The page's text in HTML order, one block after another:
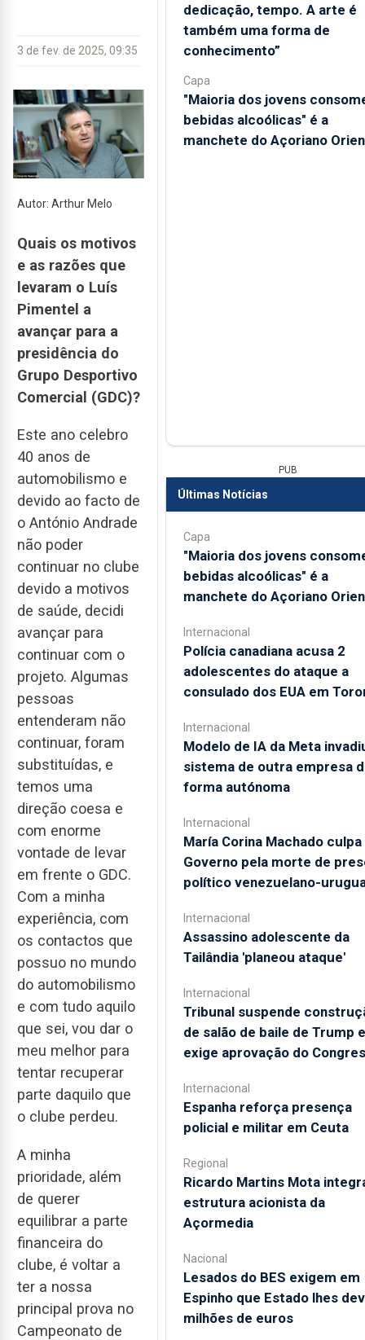
3 de fev. de 2025, 09:35
Autor: Arthur Melo
Quais os motivos
e as razões que
levaram o Luís
Pimentel a
avançar para a
presidência do
Grupo Desportivo
Comercial (GDC)?
Este ano celebro
40 anos de
automobilismo e
devido ao facto de
o António Andrade
não poder
continuar no clube
devido a motivos
de saúde, decidi
avançar para
continuar com o
projeto. Algumas
pessoas
entenderam não
continuar, foram
substituídas, e
temos uma
direção coesa e
com enorme
vontade de levar
em frente o GDC.
Com a minha
experiência, com
os contactos que
possuo no mundo
do automobilismo
e com tudo aquilo
que sei, vou dar o
meu melhor para
tentar recuperar
parte daquilo que
o clube perdeu.
A minha
prioridade, além
de querer
equilibrar a parte
financeira do
clube, é voltar a
ter a nossa
principal prova no
Campeonato de
dedicação, tempo. A arte é
também uma forma de
conhecimento”
Capa
"Maioria dos jovens
bebidas alcoólicas" é a
manchete do Açoriano
PUB
Últimas Notícias
Capa
"Maioria dos jovens
bebidas alcoólicas" é a
manchete do Açoriano
Internacional
Polícia canadiana acusa 2
adolescentes do ataque a
consulado dos EUA em
Internacional
Modelo de IA da Meta
sistema de outra empresa
forma autónoma
Internacional
María Corina Machado culpa
Governo pela morte de
político venezuelano-
Internacional
Assassino adolescente da
Tailândia 'planeou ataque'
Internacional
Tribunal suspende
de salão de baile de Trump e
exige aprovação do
Internacional
Espanha reforça presença
policial e militar em Ceuta
Regional
Ricardo Martins Mota
estrutura acionista da
Açormedia
Nacional
Lesados do BES exigem em
Espinho que Estado lhes
milhões de euros